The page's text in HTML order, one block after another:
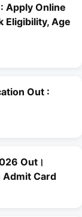
Apply Online
Eligibility, Age
Out :
Out।
Admit Card